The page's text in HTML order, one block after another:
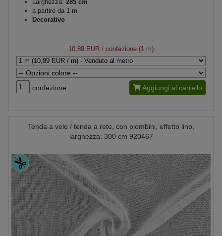
Larghezza: 285 cm
a partire da 1 m
Decorativo
10,89 EUR / confezione (1 m)
confezione Aggiungi al carrello
Tenda a velo / tenda a rete, con piombini, effetto lino,
larghezza: 300 cm 920467